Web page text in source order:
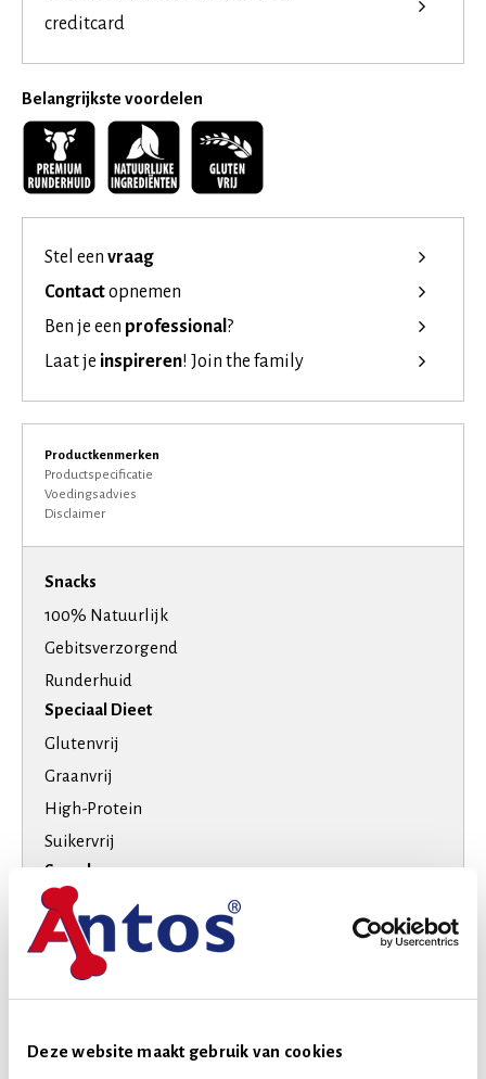
Deze website maakt gebruik van cookies
creditcard
Belangrijkste voordelen
Stel een vraag
Contactopnemen
Ben je een professional ?
Laat je inspireren! Join the family
Productkenmerken
Productspecificatie
Voedingsadvies
Disclaimer
Snacks
100% Natuurlijk
Gebitsverzorgend
Runderhuid
Speciaal Dieet
Glutenvrij
Graanvrij
High-Protein
Suikervrij
Smaak
Rund
Hondenras
Extra kleine honden
Levensfase